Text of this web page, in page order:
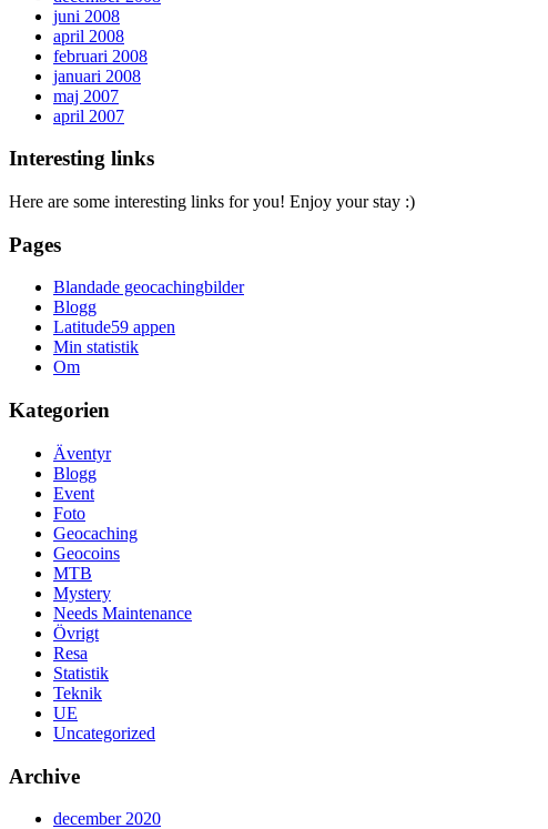
juni 2008
april 2008
februari 2008
januari 2008
maj 2007
april 2007
Interesting links
Here are some interesting links for you! Enjoy your stay :)
Pages
Blandade geocachingbilder
Blogg
Latitude59 appen
Min statistik
Om
Kategorien
Äventyr
Blogg
Event
Foto
Geocaching
Geocoins
MTB
Mystery
Needs Maintenance
Övrigt
Resa
Statistik
Teknik
UE
Uncategorized
Archive
december 2020